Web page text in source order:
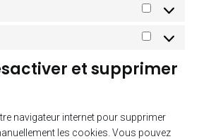
Marketing
et supprimer
navigateur internet pour supprimer
les cookies. Vous pouvez